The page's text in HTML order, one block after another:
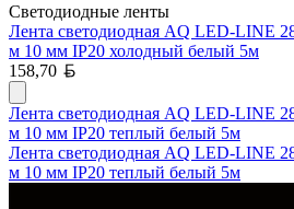
Светодиодные ленты
Лента светодиодная AQ LED-LINE
м 10 мм IP20 холодный белый 5м
158,70
Лента светодиодная AQ LED-LINE
м 10 мм IP20 теплый белый 5м
Лента светодиодная AQ LED-LINE
м 10 мм IP20 теплый белый 5м